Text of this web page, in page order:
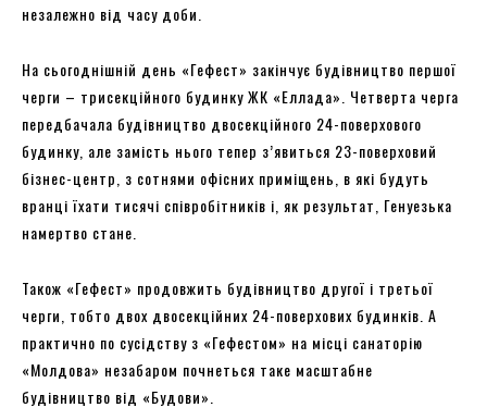
незалежно від часу доби.
На сьогоднішній день «Гефест» закінчує будівництво першої
черги – трисекційного будинку ЖК «Еллада». Четверта черга
передбачала будівництво двосекційного 24-поверхового
будинку, але замість нього тепер з’явиться 23-поверховий
бізнес-центр, з сотнями офісних приміщень, в які будуть
вранці їхати тисячі співробітників і, як результат, Генуезька
намертво стане.
Також «Гефест» продовжить будівництво другої і третьої
черги, тобто двох двосекційних 24-поверхових будинків. А
практично по сусідству з «Гефестом» на місці санаторію
«Молдова» незабаром почнеться таке масштабне
будівництво від «Будови».